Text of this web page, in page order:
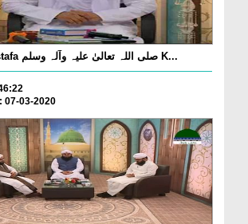
Taranay Mustafa صلی اللہ تعالیٰ علیہ وآلہ وسلم K...
07-03-2020